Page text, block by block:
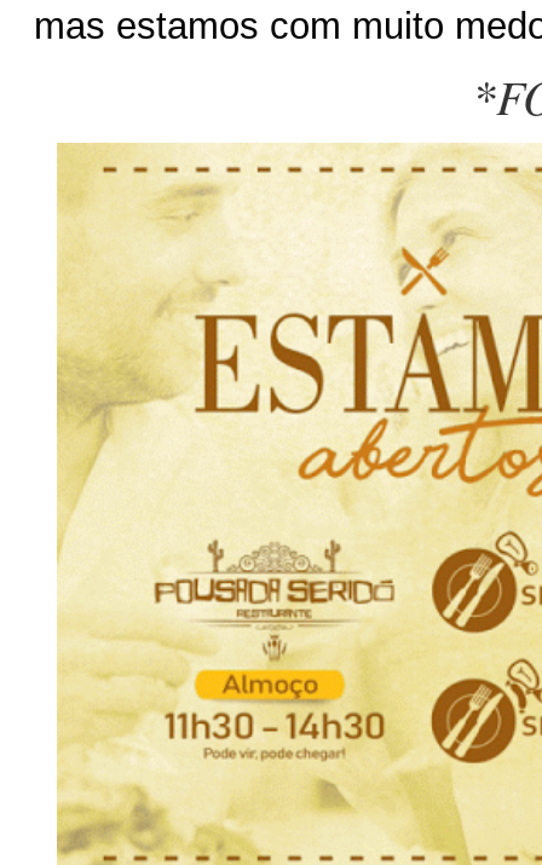
mas estamos com muito